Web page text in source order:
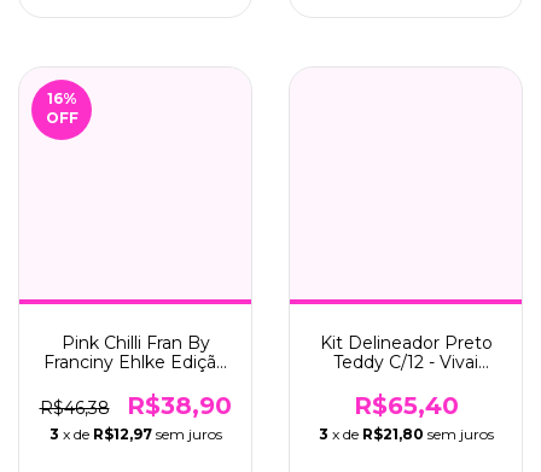
16%
OFF
Pink Chilli Fran By
Franciny Ehlke Edição
(50202)
R$46,38 R$38,90
3 x de R$12,97 sem juros
Kit Delineador Preto
Teddy C/12 - Vivai
R$65,40
3 x de R$21,80 sem juros